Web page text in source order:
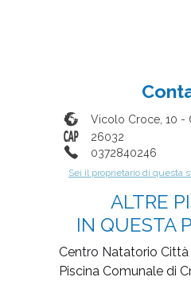
Vicolo Croce, 10 -
26032
0372840246
Sei il proprietario di questa
ALTRE
IN QUESTA
Centro Natatorio Città
Piscina Comunale di